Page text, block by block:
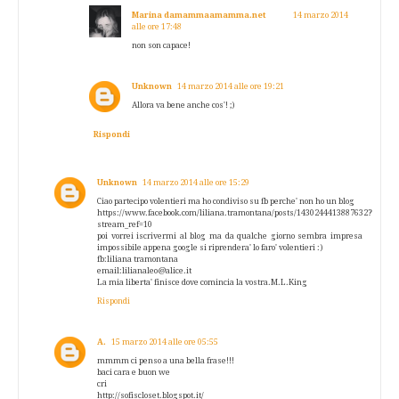
Marina damammaamamma.net
14 marzo 2014
alle ore 17:48
non son capace!
Unknown 14 marzo 2014 alle ore 19:21
Allora va bene anche cos'! ;)
Rispondi
Unknown 14 marzo 2014 alle ore 15:29
Ciao partecipo volentieri ma ho condiviso su fb perche' non ho un blog
https://www.facebook.com/liliana.tramontana/posts/1430244413887632?
stream_ref=10
poi vorrei iscrivermi al blog ma da qualche giorno sembra impresa
impossibile appena google si riprendera' lo faro' volentieri :)
fb:liliana tramontana
email:lilianaleo@alice.it
La mia liberta' finisce dove comincia la vostra.M.L.King
Rispondi
A. 15 marzo 2014 alle ore 05:55
mmmm ci penso a una bella frase!!!
baci cara e buon we
cri
http://sofiscloset.blogspot.it/